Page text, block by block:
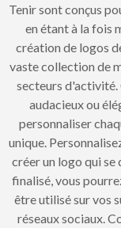
Tenir sont conçus
en étant à la fois
création de logos
vaste collection de
secteurs d'activité.
audacieux ou
personnaliser
unique.
créer un logo qui
finalisé, vous
être utilisé sur vos
réseaux sociaux.